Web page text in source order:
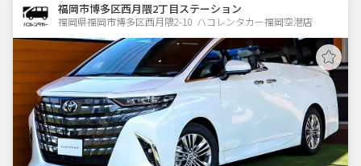
福岡市博多区西月隈2丁目ステーション
福岡県福岡市博多区西月隈2-10  ハコレンタカー福岡空港店